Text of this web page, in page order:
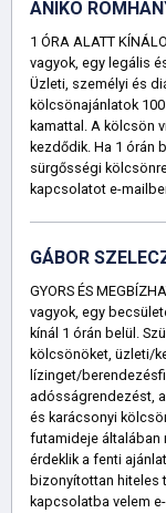
ANIKO
1 ÓRA ALATT
vagyok, egy legális
Üzleti, személyi és
kölcsönajánlatok
kamattal. A kölcsön
kezdődik. Ha 1 órán
sürgősségi
kapcsolatot e-
GÁBOR
GYORS ÉS
vagyok, egy
kínál 1 órán belül.
kölcsönöket, üzleti/
lízinget/
adósságrendezést,
és karácsonyi
futamideje általában
érdeklik a fenti
bizonyítottan hiteles
kapcsolatba velem